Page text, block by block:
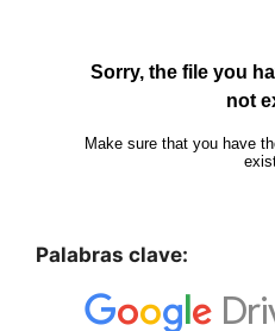
Palabras clave: